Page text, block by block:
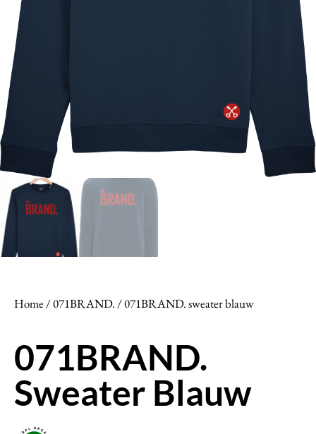
Home/071BRAND./ 071BRAND. sweater blauw
071BRAND.
Sweater Blauw